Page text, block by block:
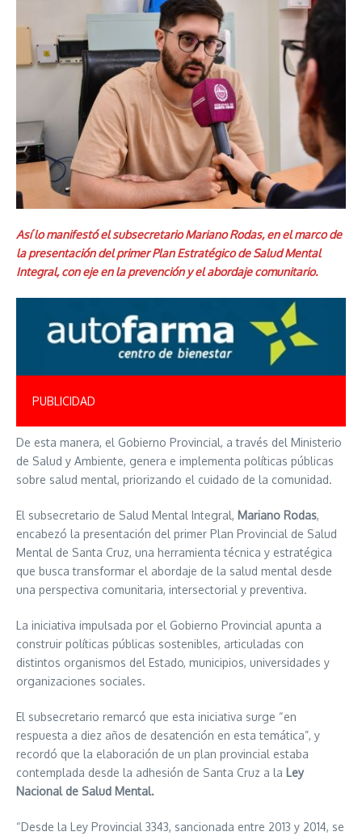
Así lo manifestó el subsecretario Mariano Rodas, en el marco de
la presentación del primer Plan Estratégico de Salud Mental
Integral, con eje en la prevención y el abordaje comunitario.
PUBLICIDAD
De esta manera, el Gobierno Provincial, a través del Ministerio
de Salud y Ambiente, genera e implementa políticas públicas
sobre salud mental, priorizando el cuidado de la comunidad.
El subsecretario de Salud Mental Integral, Mariano Rodas,
encabezó la presentación del primer Plan Provincial de Salud
Mental de Santa Cruz, una herramienta técnica y estratégica
que busca transformar el abordaje de la salud mental desde
una perspectiva comunitaria, intersectorial y preventiva.
La iniciativa impulsada por el Gobierno Provincial apunta a
construir políticas públicas sostenibles, articuladas con
distintos organismos del Estado, municipios, universidades y
organizaciones sociales.
El subsecretario remarcó que esta iniciativa surge “en
respuesta a diez años de desatención en esta temática”, y
recordó que la elaboración de un plan provincial estaba
contemplada desde la adhesión de Santa Cruz a la Ley
Nacional de Salud Mental.
“Desde la Ley Provincial 3343, sancionada entre 2013 y 2014, se